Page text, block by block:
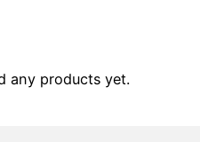
any products yet.